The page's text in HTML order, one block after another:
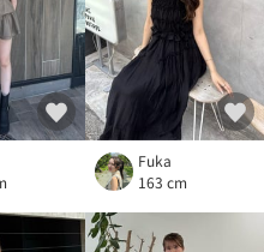
Fuka
163 cm